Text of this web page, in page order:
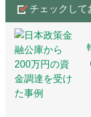
チェックして